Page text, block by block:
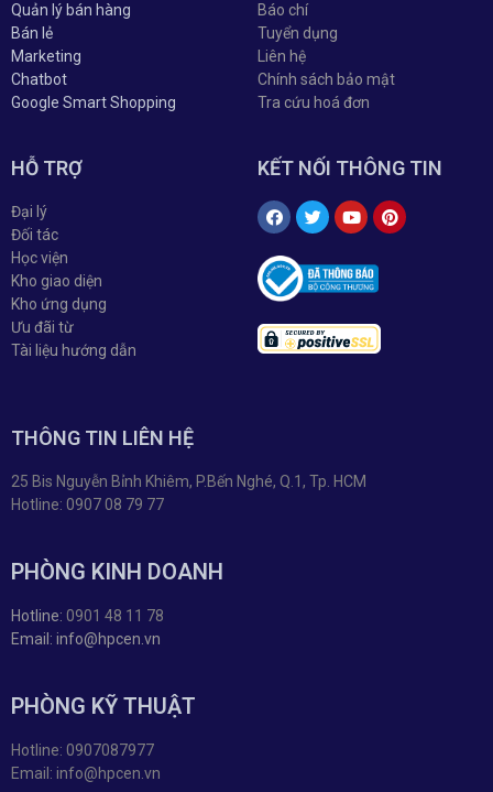
Quản lý bán hàng
Bán lẻ
Marketing
Chatbot
Google Smart Shopping
Báo chí
Tuyển dụng
Liên hệ
Chính sách bảo mật
Tra cứu hoá đơn
HỖ TRỢ
Đại lý
Đối tác
Học viện
Kho giao diện
Kho ứng dụng
Ưu đãi từ
Tài liệu hướng dẫn
KẾT NỐI THÔNG TIN
THÔNG TIN LIÊN HỆ
25 Bis Nguyễn Bỉnh Khiêm, P.Bến Nghé, Q.1, Tp. HCM
Hotline: 0907 08 79 77
PHÒNG KINH DOANH
Hotline: 0901 48 11 78
Email: info@hpcen.vn
PHÒNG KỸ THUẬT
Hotline: 0907087977
Email: info@hpcen.vn